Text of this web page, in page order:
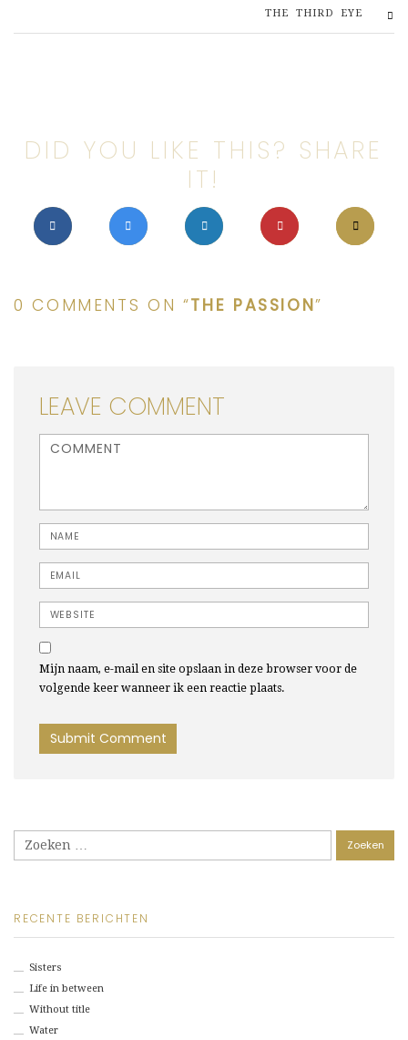
THE THIRD EYE
DID YOU LIKE THIS? SHARE
IT!
0 COMMENTS ON “THE PASSION”
LEAVE COMMENT
<b>Comment</b> ( * )
Name
Email
Website
Mijn naam, e-mail en site opslaan in deze browser voor de
volgende keer wanneer ik een reactie plaats.
naar:
RECENTE BERICHTEN
Sisters
Life in between
Without title
Water